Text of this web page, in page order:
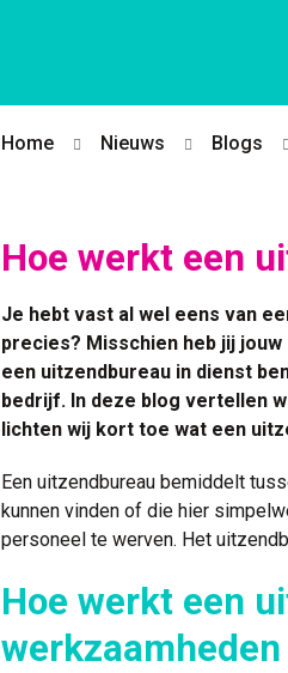
Home Nieuws Blogs
Hoe werkt een
Je hebt vast al wel eens van
precies? Misschien heb jij
een uitzendbureau in dienst
bedrijf. In deze blog vertellen
lichten wij kort toe wat een
Een uitzendbureau bemiddelt
kunnen vinden of die hier
personeel te werven. Het
Hoe werkt een